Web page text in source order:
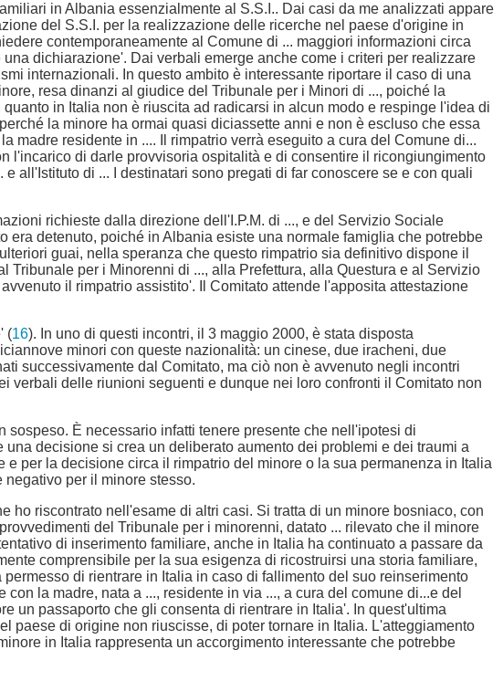
in Albania essenzialmente al S.S.I.. Dai casi da me analizzati appare
del S.S.I. per la realizzazione delle ricerche nel paese d'origine in
contemporaneamente al Comune di ... maggiori informazioni circa
dichiarazione'. Dai verbali emerge anche come i criteri per realizzare
internazionali. In questo ambito è interessante riportare il caso di una
resa dinanzi al giudice del Tribunale per i Minori di ..., poiché la
in Italia non è riuscita ad radicarsi in alcun modo e respinge l'idea di
la minore ha ormai quasi diciassette anni e non è escluso che essa
madre residente in .... Il rimpatrio verrà eseguito a cura del Comune di...
l'incarico di darle provvisoria ospitalità e di consentire il ricongiungimento
all'Istituto di ... I destinatari sono pregati di far conoscere se e con quali
richieste dalla direzione dell'I.P.M. di ..., e del Servizio Sociale
detenuto, poiché in Albania esiste una normale famiglia che potrebbe
guai, nella speranza che questo rimpatrio sia definitivo dispone il
per i Minorenni di ..., alla Prefettura, alla Questura e al Servizio
il rimpatrio assistito'. Il Comitato attende l'apposita attestazione
(16). In uno di questi incontri, il 3 maggio 2000, è stata disposta
minori con queste nazionalità: un cinese, due iracheni, due
successivamente dal Comitato, ma ciò non è avvenuto negli incontri
verbali delle riunioni seguenti e dunque nei loro confronti il Comitato non
È necessario infatti tenere presente che nell'ipotesi di
decisione si crea un deliberato aumento dei problemi e dei traumi a
per la decisione circa il rimpatrio del minore o la sua permanenza in Italia
per il minore stesso.
riscontrato nell'esame di altri casi. Si tratta di un minore bosniaco, con
del Tribunale per i minorenni, datato ... rilevato che il minore
di inserimento familiare, anche in Italia ha continuato a passare da
comprensibile per la sua esigenza di ricostruirsi una storia familiare,
di rientrare in Italia in caso di fallimento del suo reinserimento
la madre, nata a ..., residente in via ..., a cura del comune di...e del
un passaporto che gli consenta di rientrare in Italia'. In quest'ultima
paese di origine non riuscisse, di poter tornare in Italia. L'atteggiamento
in Italia rappresenta un accorgimento interessante che potrebbe